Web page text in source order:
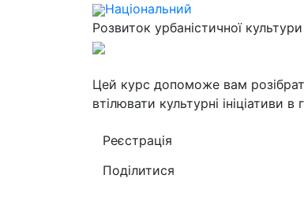
Національний
Розвиток урбаністичної культури
Цей курс допоможе вам
втілювати культурні ініціативи в
Реєстрація
Поділитися